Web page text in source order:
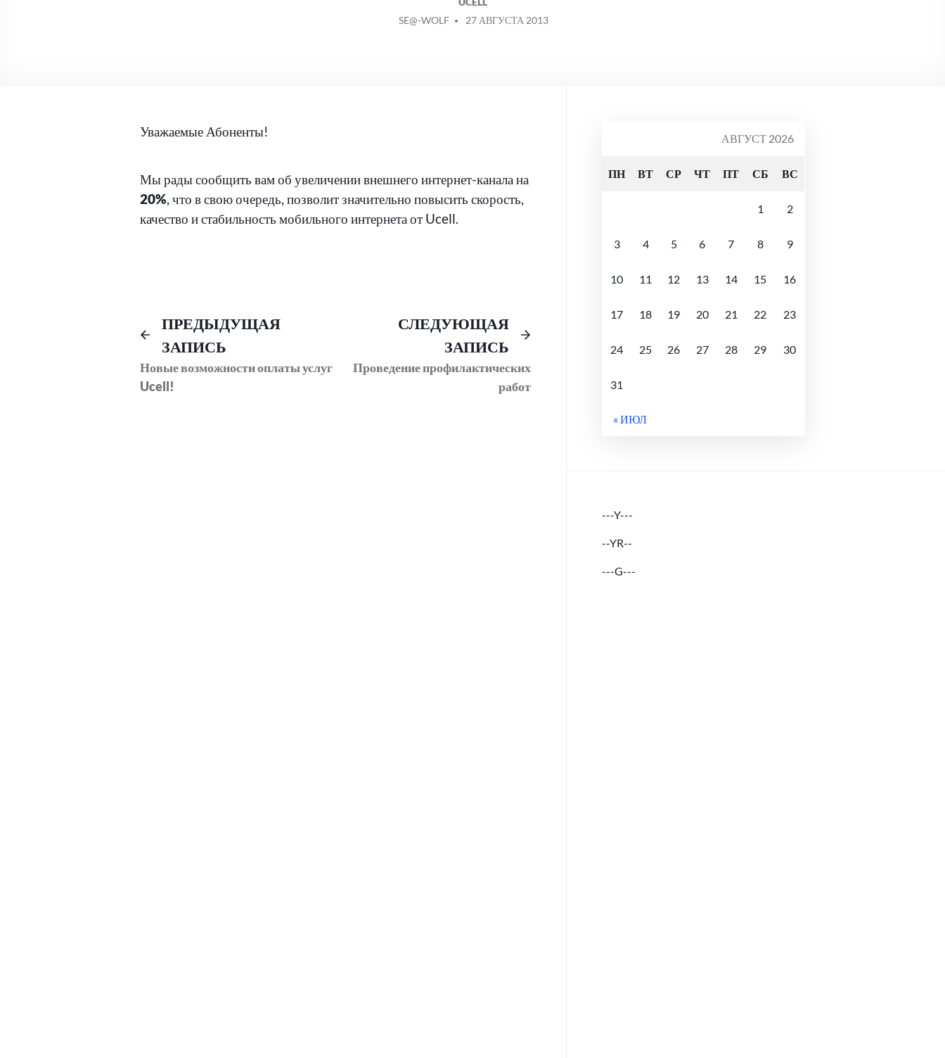
СООБЩЕНИЕ
SE@-WOLF 27 АВГУСТА 2013
Уважаемые Абоненты!
Мы рады сообщить вам об увеличении внешнего интернет-канала на
20%, что в свою очередь, позволит значительно повысить скорость,
качество и стабильность мобильного интернета от Ucell.
Навигация
по
записям
ПРЕДЫДУЩАЯ
ЗАПИСЬ
Предыдущий
Новые возможности оплаты услуг
Ucell!
СЛЕДУЮЩАЯ
ЗАПИСЬ
Проведение профилактических
работ
АВГУСТ 2026
ПН ВТ СР ЧТ ПТ СБ ВС
1 2
3 4 5 6 7 8 9
10 11 12 13 14 15 16
17 18 19 20 21 22 23
24 25 26 27 28 29 30
31
« ИЮЛ
---Y---
--YR--
---G---